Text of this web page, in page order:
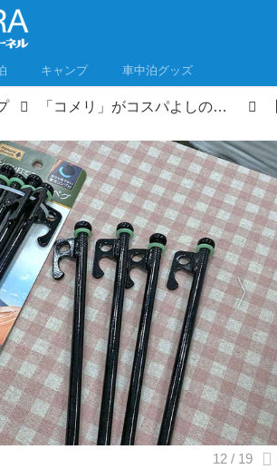
キャンプ 車中泊グッズ
「コメリ」がコスパよしのキャンプ用品をお披露目！秋冬キャンプ新製品もチェックしてきたぞ！